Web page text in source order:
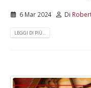
6 Mar 2024 Di
LEGGI DI PIÙ...